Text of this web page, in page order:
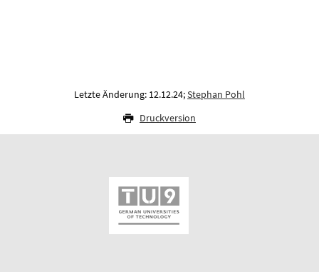
Letzte Änderung: 12.12.24;Stephan Pohl
Druckversion